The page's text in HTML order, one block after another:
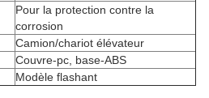
Pour la protection contre la
corrosion
Camion/chariot élévateur
Couvre-pc, base-ABS
Modèle flashant